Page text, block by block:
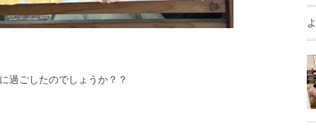
過ごしたのでしょうか？？